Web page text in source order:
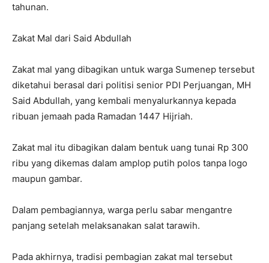
tahunan.
Zakat Mal dari Said Abdullah
Zakat mal yang dibagikan untuk warga Sumenep tersebut
diketahui berasal dari politisi senior PDI Perjuangan, MH
Said Abdullah, yang kembali menyalurkannya kepada
ribuan jemaah pada Ramadan 1447 Hijriah.
Zakat mal itu dibagikan dalam bentuk uang tunai Rp 300
ribu yang dikemas dalam amplop putih polos tanpa logo
maupun gambar.
Dalam pembagiannya, warga perlu sabar mengantre
panjang setelah melaksanakan salat tarawih.
Pada akhirnya, tradisi pembagian zakat mal tersebut